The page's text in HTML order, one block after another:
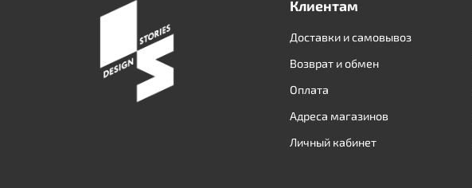
Клиентам
Доставки и самовывоз
Возврат и обмен
Оплата
Адреса магазинов
Личный кабинет